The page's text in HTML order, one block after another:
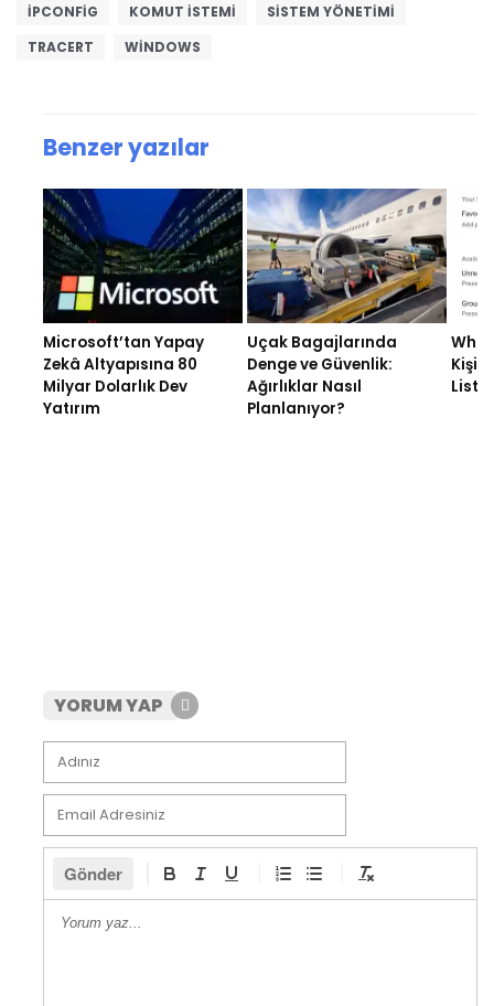
IPCONFIG
KOMUT ISTEMI
SISTEM YÖNETIMI
TRACERT
WİNDOWS
Benzer yazılar
Microsoft’tan Yapay
Zekâ Altyapısına 80
Milyar Dolarlık Dev
Yatırım
Uçak Bagajlarında
Denge ve Güvenlik:
Ağırlıklar Nasıl
Planlanıyor?
YORUM YAP
Gönder